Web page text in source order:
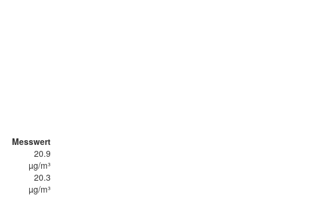
Messwert
20.9
µg/m³
20.3
µg/m³